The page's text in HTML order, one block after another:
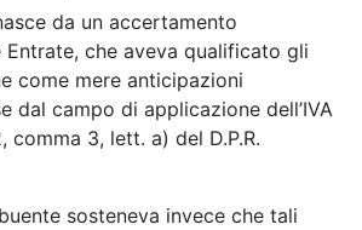
da un accertamento
Entrate, che aveva qualificato gli
come mere anticipazioni
dal campo di applicazione dell’IVA
comma 3, lett. a) del D.P.R.
sosteneva invece che tali